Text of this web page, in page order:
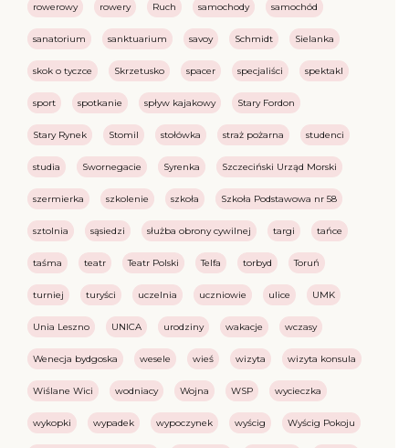
rowerowy rowery Ruch samochody samochód
sanatorium sanktuarium savoy Schmidt Sielanka
skok o tyczce Skrzetusko spacer specjaliści spektakl
sport spotkanie spływ kajakowy Stary Fordon
Stary Rynek Stomil stołówka straż pożarna studenci
studia Swornegacie Syrenka Szczeciński Urząd Morski
szermierka szkolenie szkoła Szkoła Podstawowa nr 58
sztolnia sąsiedzi służba obrony cywilnej targi tańce
taśma teatr Teatr Polski Telfa torbyd Toruń
turniej turyści uczelnia uczniowie ulice UMK
Unia Leszno UNICA urodziny wakacje wczasy
Wenecja bydgoska wesele wieś wizyta wizyta konsula
Wiślane Wici wodniacy Wojna WSP wycieczka
wykopki wypadek wypoczynek wyścig Wyścig Pokoju